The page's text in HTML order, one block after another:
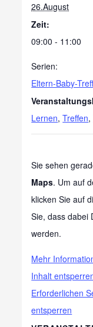
26.August
Zeit:
09:00 - 11:00
Serien:
Eltern-Baby-
Lernen,Treffen,
Sie sehen
Maps. Um auf
klicken Sie auf
Sie, dass dabei
werden.
Mehr
Inhalt
Erforderlichen
entsperren